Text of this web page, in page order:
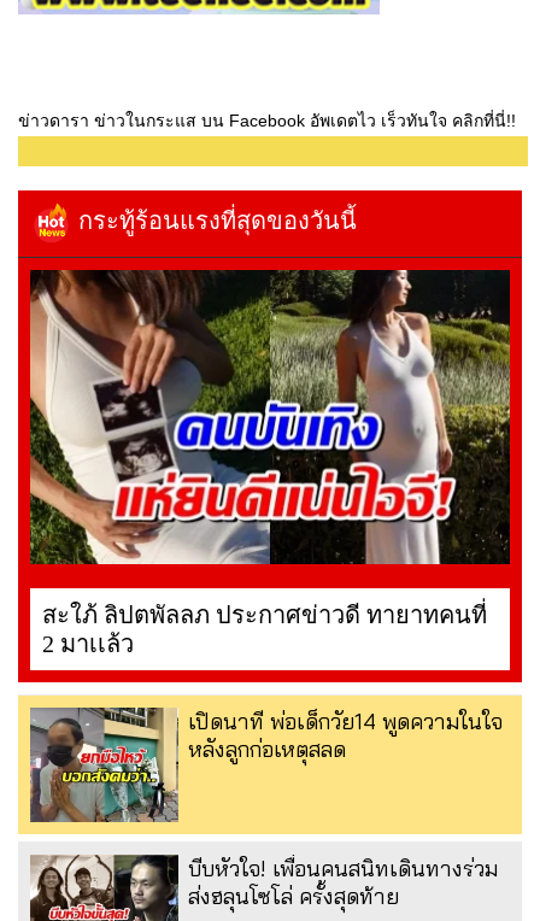
ข่าวดารา ข่าวในกระแส บน Facebook อัพเดตไว เร็วทันใจ คลิกที่นี่!!
กระทู้ร้อนแรงที่สุดของวันนี้
สะใภ้ ลิปตพัลลภ ประกาศข่าวดี ทายาทคนที่
2 มาเเล้ว
เปิดนาที พ่อเด็กวัย14 พูดความในใจ
หลังลูกก่อเหตุสลด
บีบหัวใจ! เพื่อนคนสนิทเดินทางร่วม
ส่งฮลุนโซโล่ ครั้งสุดท้าย